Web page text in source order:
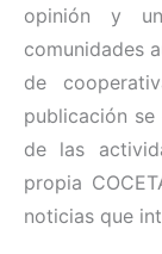
opinión y
comunidades
de
publicación
de las
propia
noticias que